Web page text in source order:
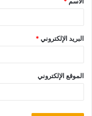
البريد الإلكتروني*
الموقع الإلكتروني